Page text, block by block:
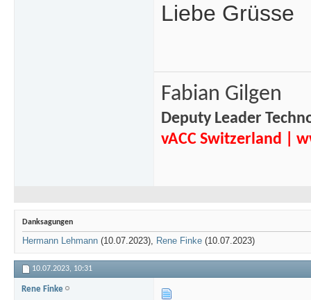
Liebe Grüsse
Fabian Gilgen
Deputy Leader
vACC Switzerland
Danksagungen
Hermann Lehmann (10.07.2023), Rene Finke (10.07.2023)
10.07.2023, 10:31
Rene Finke